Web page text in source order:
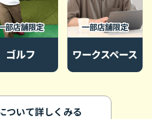
ついて詳しくみる